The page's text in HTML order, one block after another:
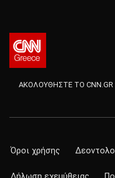
ΑΚΟΛΟΥΘΗΣΤΕ ΤΟ CNN.GR
Όροι χρήσης